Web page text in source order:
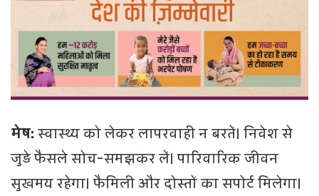
मेष:स्वास्थ्य को लेकर लापरवाही न बरतें। निवेश से
जुड़े फैसले सोच-समझकर लें। पारिवारिक जीवन
सुखमय रहेगा। फैमिली और दोस्तों का सपोर्ट मिलेगा।